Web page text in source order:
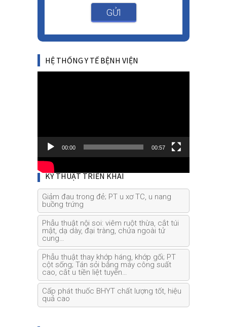
GỬI
HỆ THỐNG Y TẾ BỆNH VIỆN
00:00 00:57
KỸ THUẬT TRIỂN KHAI
Giảm đau trong đẻ; PT u xơ TC, u nang
buồng trứng
Phẫu thuật nội soi: viêm ruột thừa, cắt túi
mật, dạ dày, đại tràng, chửa ngoài tử
cung…
Phẫu thuật thay khớp háng, khớp gối; PT
cột sống; Tán sỏi bằng máy công suất
cao, cắt u tiền liệt tuyến…
Cấp phát thuốc BHYT chất lượng tốt, hiệu
quả cao